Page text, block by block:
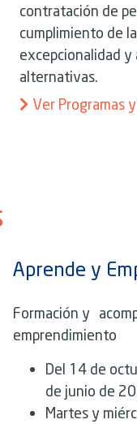
contratación de
cumplimiento de
excepcionalidad y
alternativas.
Ver Programas
Aprende y
Formación y
emprendimiento
Del 14 de
de junio de
Martes y